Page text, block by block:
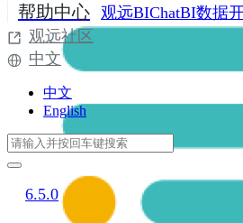
帮助中心 观远BIChatBI数据
观远社区
中文
中文
English
6.5.0